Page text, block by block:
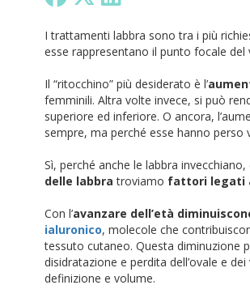
I trattamenti labbra sono tra i più
esse rappresentano il punto focale del
Il “ritocchino” più desiderato è l’
femminili. Altra volte invece, si può
superiore ed inferiore. O ancora,
sempre, ma perché esse hanno perso
Sì, perché anche le labbra
delle labbra troviamo fattori legati
Con l’avanzare dell’età
ialuronico, molecole che
tessuto cutaneo. Questa diminuzione
disidratazione e perdita dell’ovale e
definizione e volume.